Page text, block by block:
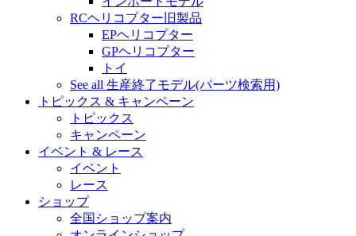
RCヘリコプター旧製品
EPヘリコプター
GPヘリコプター
トイ
See all 生産終了モデル(パーツ検索用)
トピックス & キャンペーン
トピックス
キャンペーン
イベント & レース
イベント
レース
ショップ
全国ショップ案内